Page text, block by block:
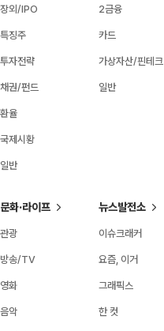
장외/IPO
특징주
투자전략
채권/펀드
환율
국제시황
일반
2금융
카드
가상자산/핀테크
일반
문화·라이프
관광
방송/TV
영화
음악
뉴스발전소
이슈크래커
요즘, 이거
그래픽스
한 컷